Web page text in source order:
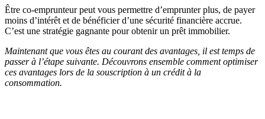
Être co-emprunteur peut vous permettre d’emprunter plus, de payer
moins d’intérêt et de bénéficier d’une sécurité financière accrue.
C’est une stratégie gagnante pour obtenir un prêt immobilier.
Maintenant que vous êtes au courant des avantages, il est temps de
passer à l’étape suivante. Découvrons ensemble comment optimiser
ces avantages lors de la souscription à un crédit à la
consommation.